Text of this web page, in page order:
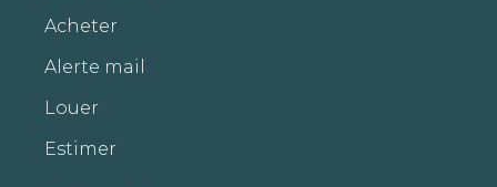
Acheter
Alerte mail
Louer
Estimer